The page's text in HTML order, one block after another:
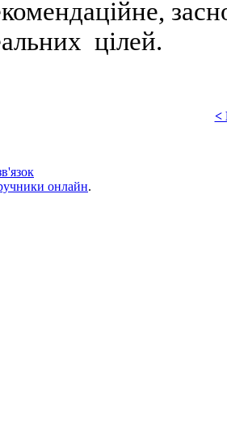
цілей.
<
онлайн.